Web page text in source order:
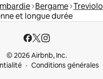
Bergame Treviolo
et longue durée
© 2026 Airbnb, Inc.
Conditions générales